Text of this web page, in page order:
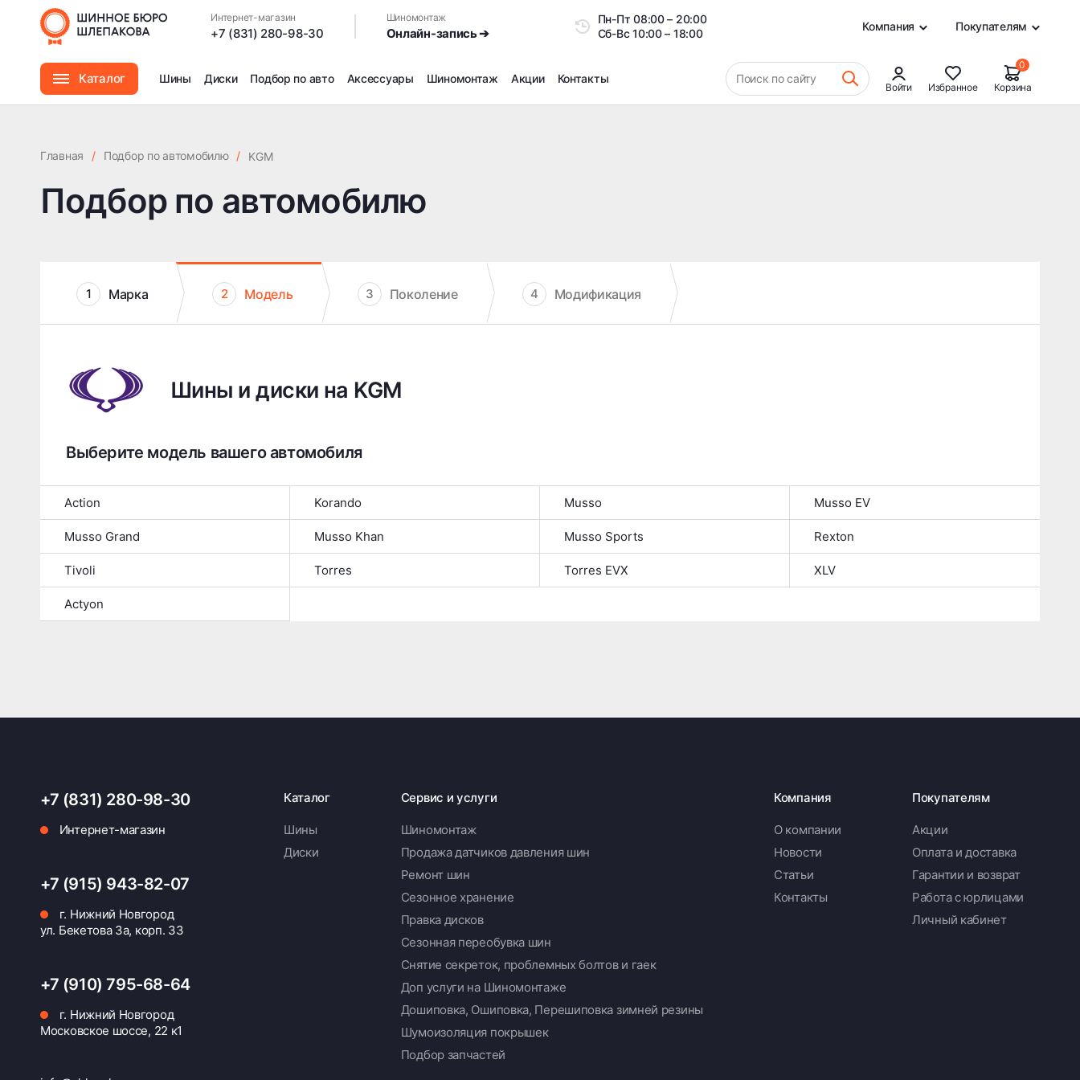
Интернет-магазин
+7 (831) 280-98-30
Шиномонтаж
Онлайн-запись ➔
Пн-Пт08:00 – 20:00
Сб-Вс10:00 – 18:00
Компания Покупателям
Каталог
Автомасла
Шины Диски Подбор по авто Аксессуары Шиномонтаж
Сезонное хранение
Правка дисков
Доп услуги на Шиномонтаже
Дошиповка, Ошиповка, Перешиповка зимней резины
Шумоизоляция покрышек
Акции Контакты Поиск по сайту
Войти Избранное
0
Корзина
Главная / Подбор по автомобилю / KGM
Подбор по автомобилю
1 Марка 2 Модель 3 Поколение 4 Модификация
Шины и диски на KGM
Выберите модель вашего автомобиля
Action Korando Musso Musso EV
Musso Grand Musso Khan Musso Sports Rexton
Tivoli Torres Torres EVX XLV
Actyon
+7 (831) 280-98-30
Интернет-магазин
+7 (915) 943-82-07
г. Нижний Новгород
ул. Бекетова 3а, корп. 33
+7 (910) 795-68-64
г. Нижний Новгород
Московское шоссе, 22 к1
Каталог
Шины
Диски
Сервис и услуги
Шиномонтаж
Продажа датчиков давления шин
Ремонт шин
Сезонное хранение
Правка дисков
Сезонная переобувка шин
Снятие секреток, проблемных болтов и гаек
Доп услуги на Шиномонтаже
Дошиповка, Ошиповка, Перешиповка зимней резины
Шумоизоляция покрышек
Подбор запчастей
Компания
О компании
Новости
Статьи
Контакты
Покупателям
Акции
Оплата и доставка
Гарантии и возврат
Работа с юрлицами
Личный кабинет